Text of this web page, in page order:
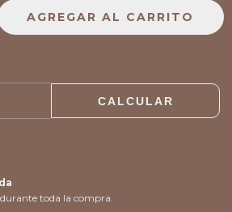
CALCULAR
toda la compra.